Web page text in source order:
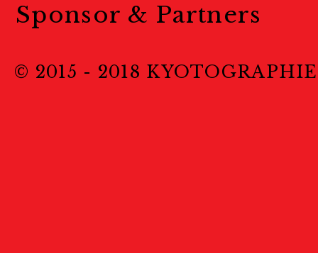
Sponsor & Partners
© 2015 - 2018 KYOTOGRAPHIE